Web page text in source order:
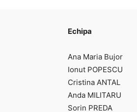
Echipa
Ana Maria Bujor
Ionut POPESCU
Cristina ANTAL
Anda MILITARU
Sorin PREDA